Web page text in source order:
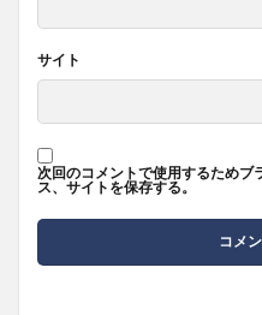
サイト
次回のコメントで使用するためブ
ス、サイトを保存する。